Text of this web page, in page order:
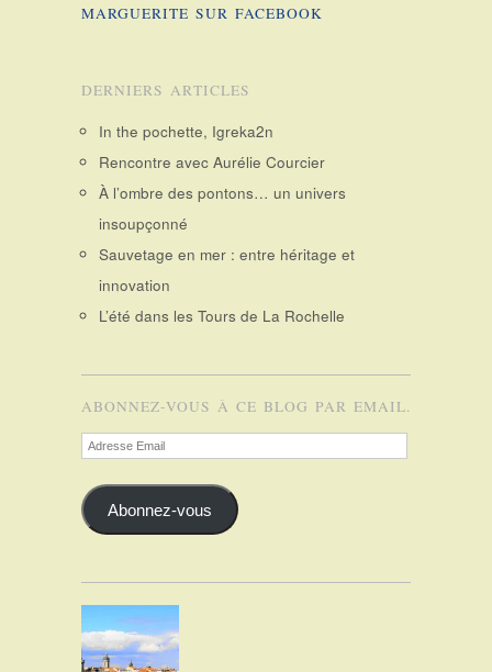
MARGUERITE SUR FACEBOOK
DERNIERS ARTICLES
In the pochette, Igreka2n
Rencontre avec Aurélie Courcier
À l’ombre des pontons… un univers
insoupçonné
Sauvetage en mer : entre héritage et
innovation
L’été dans les Tours de La Rochelle
ABONNEZ-VOUS À CE BLOG PAR EMAIL.
Adresse
Email
Abonnez-vous